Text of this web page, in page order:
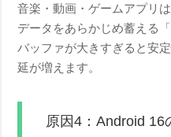
音楽・動画・ゲームアプリ
データをあらかじめ蓄える
バッファが大きすぎると安
延が増えます。
原因4：Android 16